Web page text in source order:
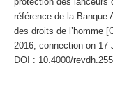
référence de la Banque
des droits de l’homme
2016, connection on 17
DOI : 10.4000/